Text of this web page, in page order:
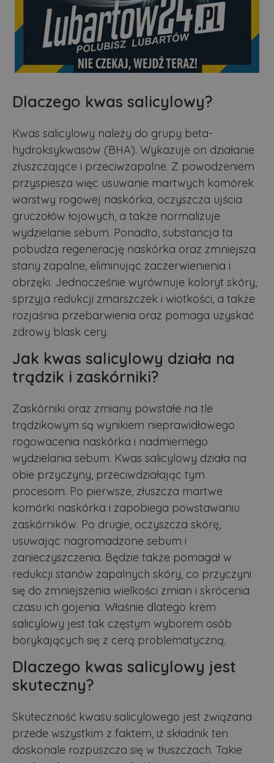
Dlaczego kwas salicylowy?
Kwas salicylowy należy do grupy beta-
hydroksykwasów (BHA). Wykazuje on działanie
złuszczające i przeciwzapalne. Z powodzeniem
przyspiesza więc usuwanie martwych komórek
warstwy rogowej naskórka, oczyszcza ujścia
gruczołów łojowych, a także normalizuje
wydzielanie sebum. Ponadto, substancja ta
pobudza regenerację naskórka oraz zmniejsza
stany zapalne, eliminując zaczerwienienia i
obrzęki. Jednocześnie wyrównuje koloryt skóry,
sprzyja redukcji zmarszczek i wiotkości, a także
rozjaśnia przebarwienia oraz pomaga uzyskać
zdrowy blask cery.
Jak kwas salicylowy działa na
trądzik i zaskórniki?
Zaskórniki oraz zmiany powstałe na tle
trądzikowym są wynikiem nieprawidłowego
rogowacenia naskórka i nadmiernego
wydzielania sebum. Kwas salicylowy działa na
obie przyczyny, przeciwdziałając tym
procesom. Po pierwsze, złuszcza martwe
komórki naskórka i zapobiega powstawaniu
zaskórników. Po drugie, oczyszcza skórę,
usuwając nagromadzone sebum i
zanieczyszczenia. Będzie także pomagał w
redukcji stanów zapalnych skóry, co przyczyni
się do zmniejszenia wielkości zmian i skrócenia
czasu ich gojenia. Właśnie dlatego krem
salicylowy jest tak częstym wyborem osób
borykających się z cerą problematyczną.
Dlaczego kwas salicylowy jest
skuteczny?
Skuteczność kwasu salicylowego jest związana
przede wszystkim z faktem, iż składnik ten
doskonale rozpuszcza się w tłuszczach. Takie